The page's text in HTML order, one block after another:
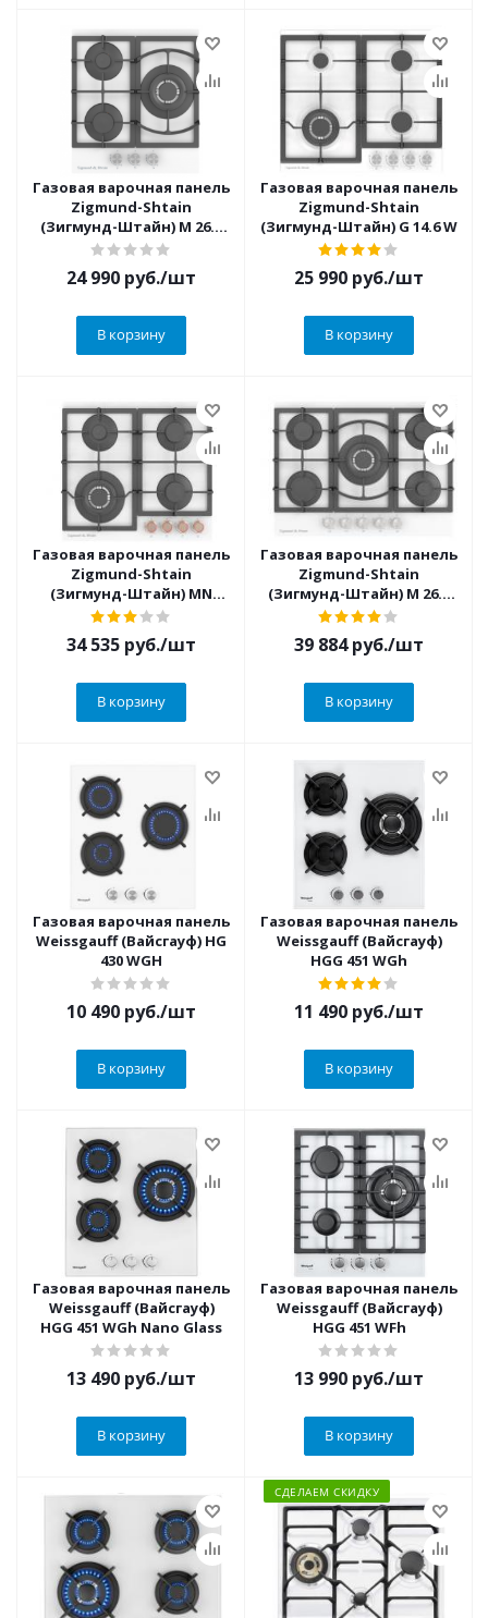
Газовая варочная панель
Zigmund-Shtain
(Зигмунд-Штайн) M 26.4
W
24 990 руб./шт
В корзину
Газовая варочная панель
Zigmund-Shtain
(Зигмунд-Штайн) G 14.6 W
25 990 руб./шт
В корзину
Газовая варочная панель
Zigmund-Shtain
(Зигмунд-Штайн) MN
199.61 W
34 535 руб./шт
В корзину
Газовая варочная панель
Zigmund-Shtain
(Зигмунд-Штайн) M 26.7
W
39 884руб./шт
В корзину
Газовая варочная панель
Weissgauff (Вайсгауф) HG
430 WGH
10 490 руб./шт
В корзину
Газовая варочная панель
Weissgauff (Вайсгауф)
HGG 451 WGh
11 490 руб./шт
В корзину
Газовая варочная панель
Weissgauff (Вайсгауф)
HGG 451 WGh Nano Glass
13 490 руб./шт
В корзину
Газовая варочная панель
Weissgauff (Вайсгауф)
HGG 451 WFh
13 990 руб./шт
В корзину
СДЕЛАЕМ СКИДКУ